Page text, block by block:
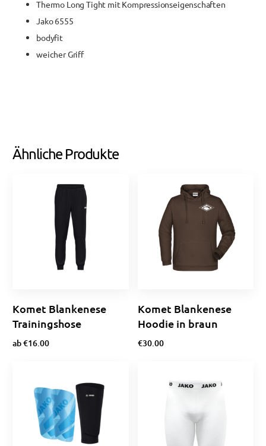
Thermo Long Tight mit Kompressionseigenschaften
Jako 6555
bodyfit
weicher Griff
Ähnliche Produkte
Komet Blankenese
Trainingshose
ab€16.00
Komet Blankenese
Hoodie in braun
€30.00